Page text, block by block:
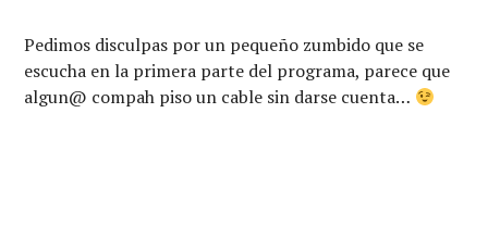
Pedimos disculpas por un pequeño zumbido que se
escucha en la primera parte del programa, parece que
algun@ compah piso un cable sin darse cuenta…